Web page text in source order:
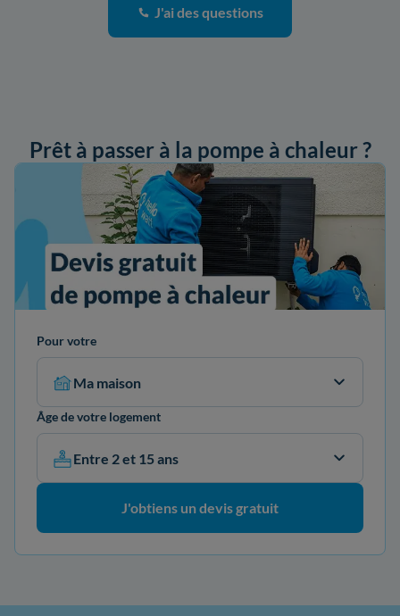
J'ai des questions
Prêt à passer à la pompe à chaleur ?
Pour votre
Ma maison
Âge de votre logement
Entre 2 et 15 ans
J'obtiens un devis gratuit